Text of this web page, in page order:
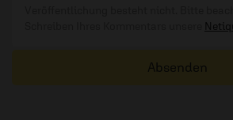
Absenden